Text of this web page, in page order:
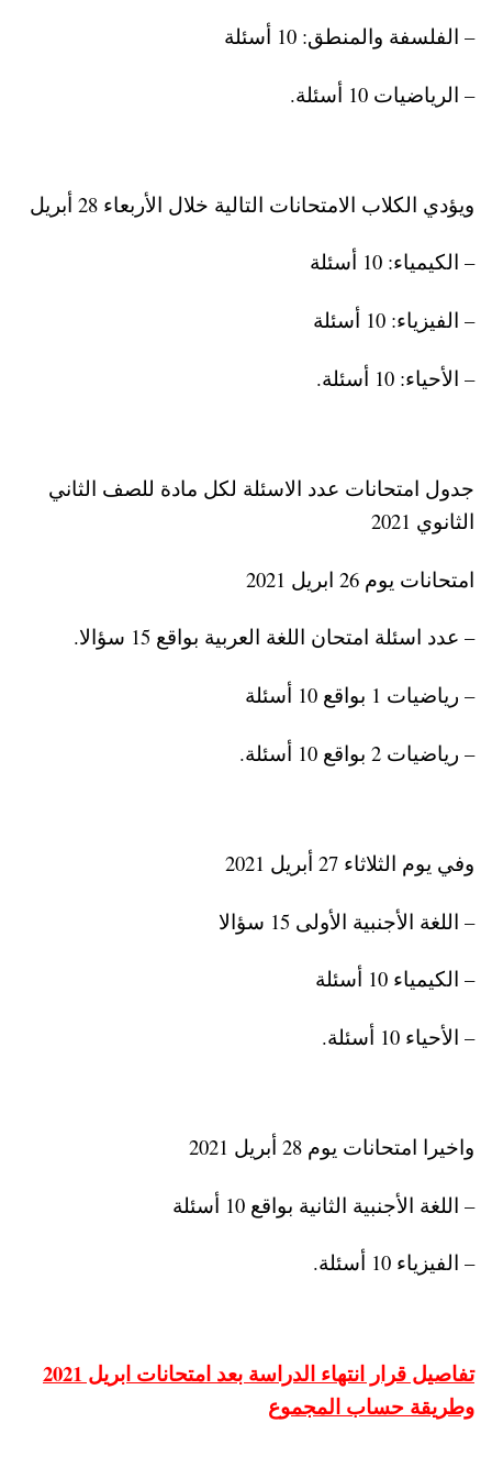
– الفلسفة والمنطق: 10 أسئلة
– الرياضيات 10 أسئلة.
ويؤدي الكلاب الامتحانات التالية خلال الأربعاء 28 أبريل
– الكيمياء: 10 أسئلة
– الفيزياء: 10 أسئلة
– الأحياء: 10 أسئلة.
جدول امتحانات عدد الاسئلة لكل مادة للصف الثاني
الثانوي 2021
امتحانات يوم 26 ابريل 2021
– عدد اسئلة امتحان اللغة العربية بواقع 15 سؤالا.
– رياضيات 1 بواقع 10 أسئلة
– رياضيات 2 بواقع 10 أسئلة.
وفي يوم الثلاثاء 27 أبريل 2021
– اللغة الأجنبية الأولى 15 سؤالا
– الكيمياء 10 أسئلة
– الأحياء 10 أسئلة.
واخيرا امتحانات يوم 28 أبريل 2021
– اللغة الأجنبية الثانية بواقع 10 أسئلة
– الفيزياء 10 أسئلة.
تفاصيل قرار انتهاء الدراسة بعد امتحانات ابريل 2021
وطريقة حساب المجموع